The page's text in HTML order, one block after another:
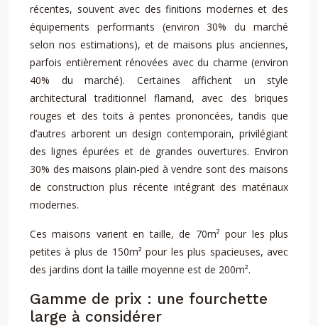
récentes, souvent avec des finitions modernes et des
équipements performants (environ 30% du marché
selon nos estimations), et de maisons plus anciennes,
parfois entièrement rénovées avec du charme (environ
40% du marché). Certaines affichent un style
architectural traditionnel flamand, avec des briques
rouges et des toits à pentes prononcées, tandis que
d’autres arborent un design contemporain, privilégiant
des lignes épurées et de grandes ouvertures. Environ
30% des maisons plain-pied à vendre sont des maisons
de construction plus récente intégrant des matériaux
modernes.
Ces maisons varient en taille, de 70m² pour les plus
petites à plus de 150m² pour les plus spacieuses, avec
des jardins dont la taille moyenne est de 200m².
Gamme de prix : une fourchette
large à considérer